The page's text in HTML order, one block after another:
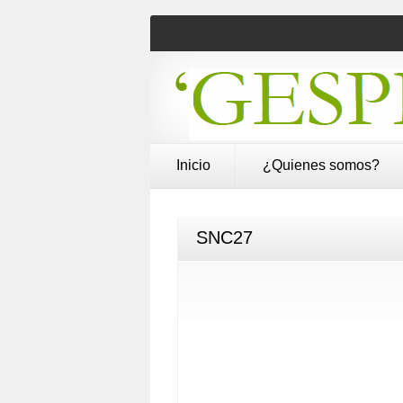
Inicio ¿Quienes somos?
SNC27